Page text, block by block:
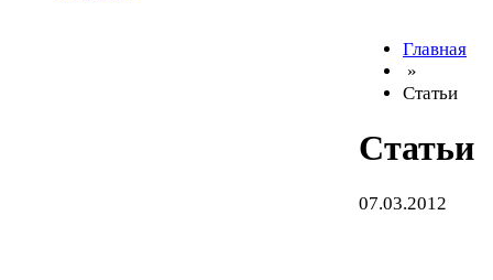
Главная
»
Статьи
Статьи
07.03.2012